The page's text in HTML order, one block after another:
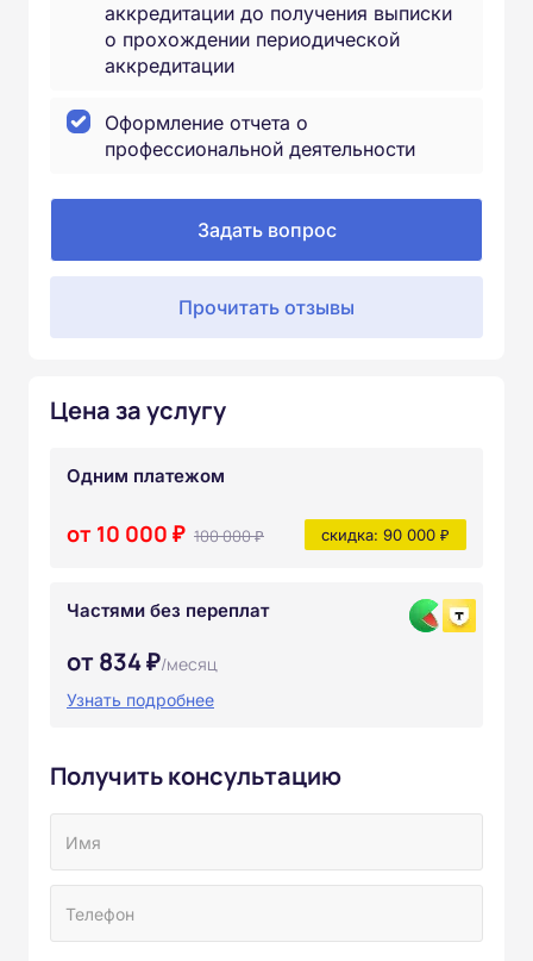
аккредитации до получения выписки
о прохождении периодической
аккредитации
Оформление отчета о
профессиональной деятельности
Задать вопрос
Прочитать отзывы
Цена за услугу
Одним платежом
от 10 000 ₽ 100 000 ₽ скидка: 90 000 ₽
Частями без переплат
от 834 ₽/месяц
Узнать подробнее
Получить консультацию